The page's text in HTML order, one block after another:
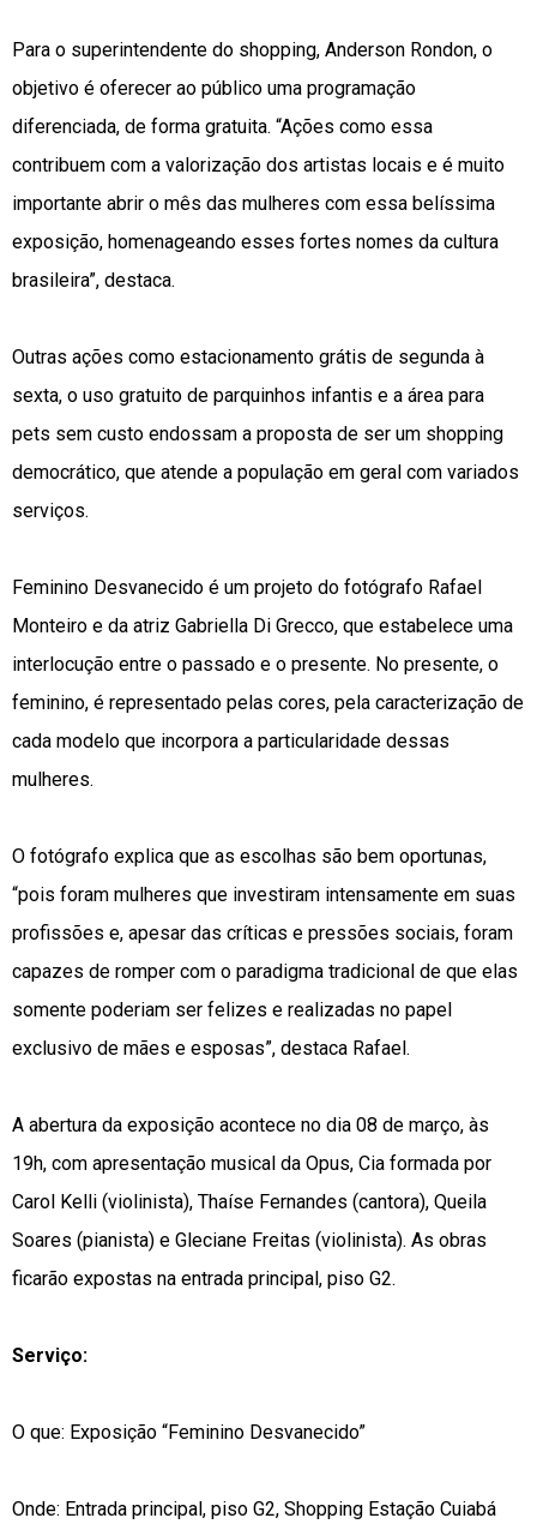
Para o superintendente do shopping, Anderson Rondon, o
objetivo é oferecer ao público uma programação
diferenciada, de forma gratuita. “Ações como essa
contribuem com a valorização dos artistas locais e é muito
importante abrir o mês das mulheres com essa belíssima
exposição, homenageando esses fortes nomes da cultura
brasileira”, destaca.
Outras ações como estacionamento grátis de segunda à
sexta, o uso gratuito de parquinhos infantis e a área para
pets sem custo endossam a proposta de ser um shopping
democrático, que atende a população em geral com variados
serviços.
Feminino Desvanecido é um projeto do fotógrafo Rafael
Monteiro e da atriz Gabriella Di Grecco, que estabelece uma
interlocução entre o passado e o presente. No presente, o
feminino, é representado pelas cores, pela caracterização de
cada modelo que incorpora a particularidade dessas
mulheres.
O fotógrafo explica que as escolhas são bem oportunas,
“pois foram mulheres que investiram intensamente em suas
profissões e, apesar das críticas e pressões sociais, foram
capazes de romper com o paradigma tradicional de que elas
somente poderiam ser felizes e realizadas no papel
exclusivo de mães e esposas”, destaca Rafael.
A abertura da exposição acontece no dia 08 de março, às
19h, com apresentação musical da Opus, Cia formada por
Carol Kelli (violinista), Thaíse Fernandes (cantora), Queila
Soares (pianista) e Gleciane Freitas (violinista). As obras
ficarão expostas na entrada principal, piso G2.
Serviço:
O que: Exposição “Feminino Desvanecido”
Onde: Entrada principal, piso G2, Shopping Estação Cuiabá